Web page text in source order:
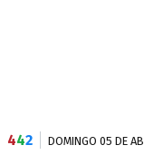
442 DOMINGO 05 DE